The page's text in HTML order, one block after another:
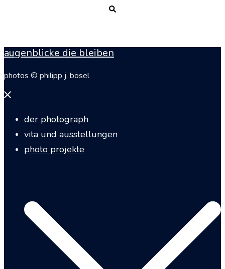
augenblicke die bleiben
photos © philipp j. bösel
Menü
der photograph
vita und ausstellungen
photo projekte